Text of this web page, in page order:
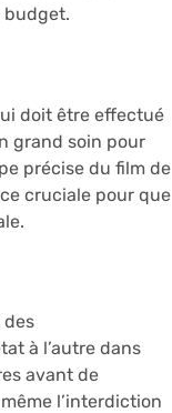
budget.
doit être effectué
grand soin pour
précise du film de
cruciale pour que
des
à l’autre dans
avant de
l’interdiction